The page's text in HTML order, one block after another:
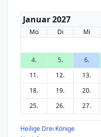
Januar 2027
Mo Di Mi
4.
5. 6.
11.
12. 13.
18.
19. 20.
25.
26. 27.
Heilige Drei Könige